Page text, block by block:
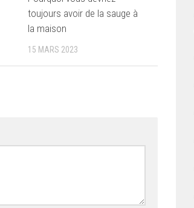
toujours avoir de la sauge à
la maison
15 MARS 2023